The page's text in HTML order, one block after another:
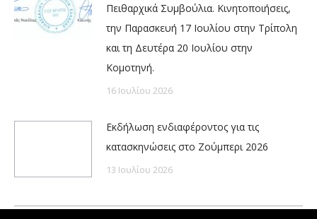
Πειθαρχικά Συμβούλια. Κινητοποιήσεις,
την Παρασκευή 17 Ιουλίου στην Τρίπολη
και τη Δευτέρα 20 Ιουλίου στην
Κομοτηνή.
16 Ιουλίου 2026
Εκδήλωση ενδιαφέροντος για τις
κατασκηνώσεις στο Ζούμπερι 2026
13 Ιουλίου 2026